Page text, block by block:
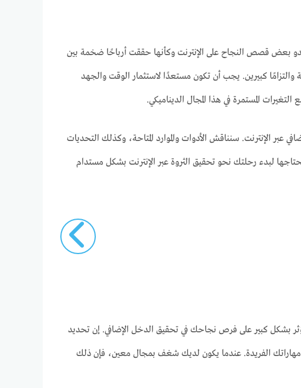
بعض قصص النجاح على الإنترنت وكأنها حققت أرباحًا ضخمة بين
كبيرين. يجب أن تكون مستعدًا لاستثمار الوقت والجهد
المستمرة في هذا المجال الديناميكي.
الإنترنت. سنناقش الأدوات والموارد المتاحة، وكذلك التحديات
لبدء رحلتك نحو تحقيق الثروة عبر الإنترنت بشكل مستدام
بشكل كبير على فرص نجاحك في تحقيق الدخل الإضافي. إن تحديد
الفريدة. عندما يكون لديك شغف بمجال معين، فإن ذلك